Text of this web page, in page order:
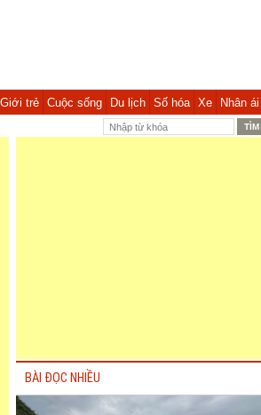
Giới trẻ Cuộc sống Du lịch Số hóa Xe Nhân ái
BÀI ĐỌC NHIỀU